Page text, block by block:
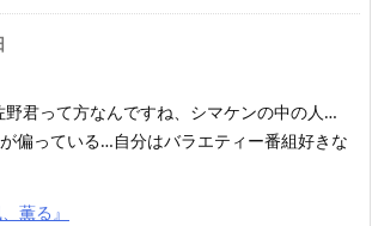
君って方なんですね、シマケンの中の人…
偏っている…自分はバラエティー番組好きな
薫る』